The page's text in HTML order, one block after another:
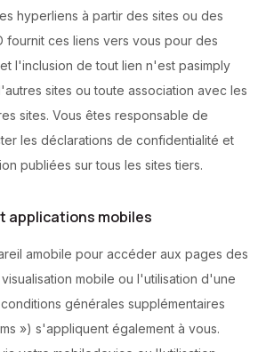
hyperliens à partir des sites ou des
fournit ces liens vers vous pour des
l'inclusion de tout lien n'est pasimply
sites ou toute association avec les
sites. Vous êtes responsable de
les déclarations de confidentialité et
publiées sur tous les sites tiers.
applications mobiles
amobile pour accéder aux pages des
mobile ou l'utilisation d'une
générales supplémentaires
») s'appliquent également à vous.